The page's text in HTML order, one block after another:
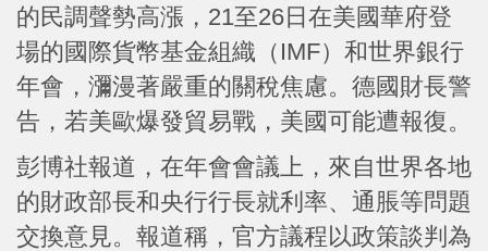
的民調聲勢高漲，21至26日在美國華府登
場的國際貨幣基金組織（IMF）和世界銀行
年會，瀰漫著嚴重的關稅焦慮。德國財長警
告，若美歐爆發貿易戰，美國可能遭報復。
彭博社報道，在年會會議上，來自世界各地
的財政部長和央行行長就利率、通脹等問題
交換意見。報道稱，官方議程以政策談判為